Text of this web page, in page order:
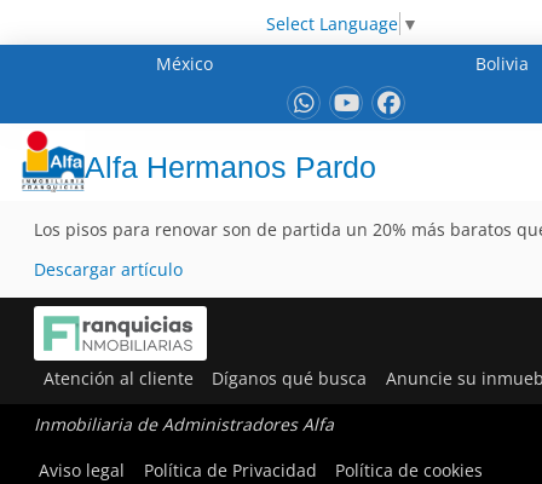
Select Language ▼
México
Bolivia
Alfa Hermanos Pardo
Los pisos para renovar son de partida un 20% más baratos
Descargar artículo
Atención al cliente Díganos qué busca Anuncie su
Inmobiliaria de Administradores Alfa
Aviso legal
Política de Privacidad Política de cookies